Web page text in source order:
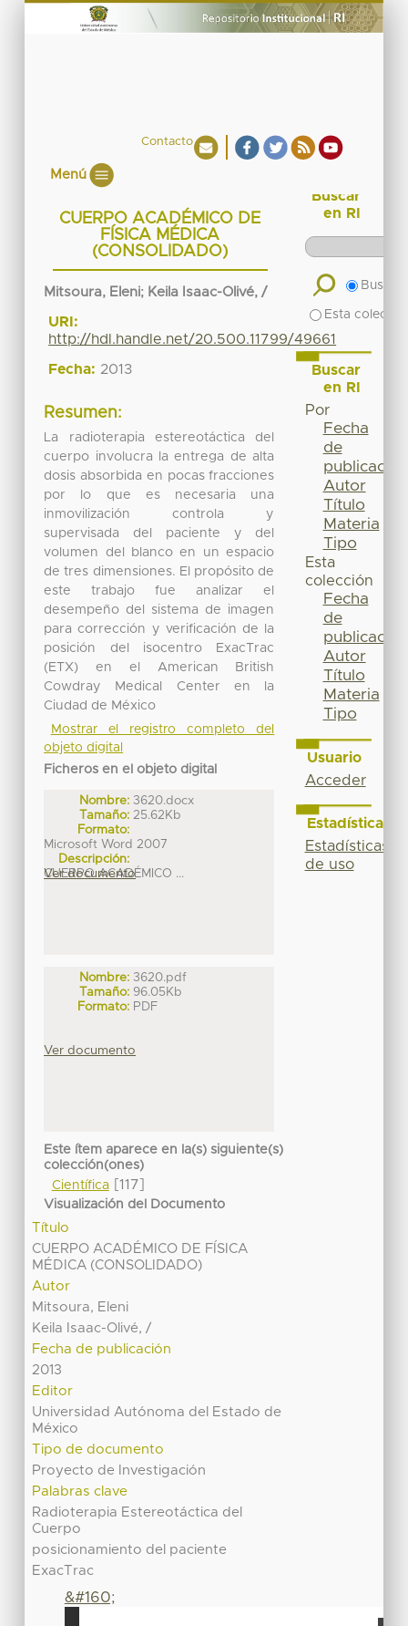
Contacto
Menú
CUERPO ACADÉMICO DE
FÍSICA MÉDICA
(CONSOLIDADO)
Mitsoura, Eleni; Keila Isaac-Olivé, /
URI:
http://hdl.handle.net/20.500.11799/49661
Fecha: 2013
Resumen:
La radioterapia estereotáctica del
cuerpo involucra la entrega de alta
dosis absorbida en pocas fracciones
por lo que es necesaria una
inmovilización controla y
supervisada del paciente y del
volumen del blanco en un espacio
de tres dimensiones. El propósito de
este trabajo fue analizar el
desempeño del sistema de imagen
para corrección y verificación de la
posición del isocentro ExacTrac
(ETX) en el American British
Cowdray Medical Center en la
Ciudad de México
Mostrar el registro completo del
objeto digital
Ficheros en el objeto digital
Nombre: 3620.docx
Tamaño: 25.62Kb
Formato:
Microsoft Word 2007
Descripción:
CUERPO ACADÉMICO ...
Ver documento
Nombre: 3620.pdf
Tamaño: 96.05Kb
Formato: PDF
Ver documento
Este ítem aparece en la(s) siguiente(s)
colección(ones)
Científica[117]
Visualización del Documento
Título
CUERPO ACADÉMICO DE FÍSICA
MÉDICA (CONSOLIDADO)
Autor
Mitsoura, Eleni
Keila Isaac-Olivé, /
Fecha de publicación
2013
Editor
Universidad Autónoma del Estado de
México
Tipo de documento
Proyecto de Investigación
Palabras clave
Radioterapia Estereotáctica del
Cuerpo
posicionamiento del paciente
ExacTrac
&#160;
Buscar
en RI
Buscar
Esta
Buscar
en RI
Por
Fecha
de
publicación
Autor
Título
Materia
Tipo
Esta
colección
Fecha
de
publicación
Autor
Título
Materia
Tipo
Usuario
Acceder
Estadísticas
Estadísticas
de uso